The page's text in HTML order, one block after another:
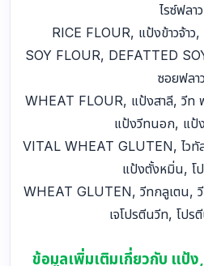
ไรซ์ฟลาว
RICE FLOUR, แป้งข้าวจ้าว,
SOY FLOUR, DEFATTED
ซอยฟลาว
WHEAT FLOUR, แป้งสาลี, วีท
แป้งวีทนอก, แป้ง
VITAL WHEAT GLUTEN, ไวทั
แป้งตั้งหมิ่น, โ
WHEAT GLUTEN, วีทกลูเตน,
เจโปรตีนวีท, โปร
ข้อมูลเพิ่มเติมเกี่ยวกับ แป้ง